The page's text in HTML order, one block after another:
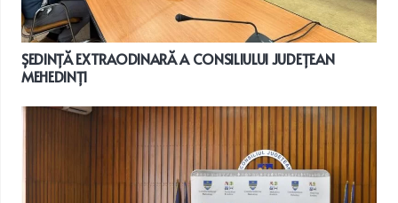
ȘEDINȚĂ EXTRAODINARĂ A CONSILIULUI JUDEȚEAN
MEHEDINȚI